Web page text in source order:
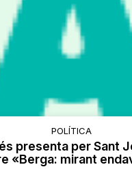
POLÍTICA
presenta per Sant
«Berga: mirant